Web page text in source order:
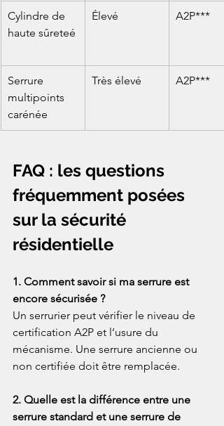
Cylindre de
haute sûreteé
Élevé A2P***
Serrure
multipoints
carénée
Très élevé A2P***
FAQ : les questions
fréquemment posées
sur la sécurité
résidentielle
1. Comment savoir si ma serrure est
encore sécurisée ?
Un serrurier peut vérifier le niveau de
certification A2P et l’usure du
mécanisme. Une serrure ancienne ou
non certifiée doit être remplacée.
2. Quelle est la différence entre une
serrure standard et une serrure de